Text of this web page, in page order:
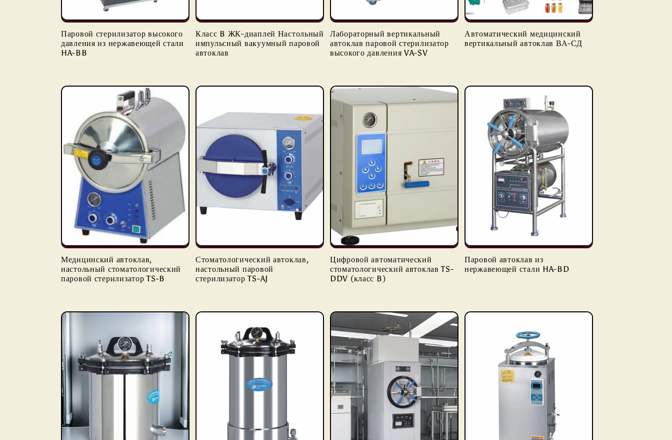
Паровой стерилизатор высокого
давления из нержавеющей стали
HA-BB
Класс B ЖК-диаплей Настольный
импульсный вакуумный паровой
автоклав
Лабораторный вертикальный
автоклав паровой стерилизатор
высокого давления VA-SV
Автоматический медицинский
вертикальный автоклав ВА-СД
Медицинский автоклав,
настольный стоматологический
паровой стерилизатор TS-B
Стоматологический автоклав,
настольный паровой
стерилизатор TS-AJ
Цифровой автоматический
стоматологический автоклав TS-
DDV (класс B)
Паровой автоклав из
нержавеющей стали HA-BD